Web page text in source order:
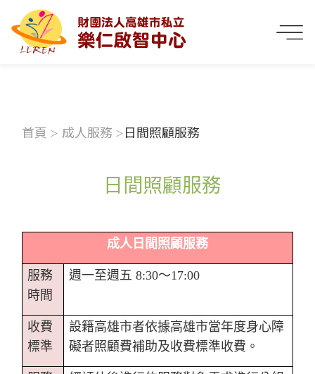
首頁 成人服務 日間照顧服務
日間照顧服務
成人日間照顧服務
服務
時間
週一至週五 8:30～17:00
收費
標準
設籍高雄市者依據高雄市當年度身心障
礙者照顧費補助及收費標準收費。